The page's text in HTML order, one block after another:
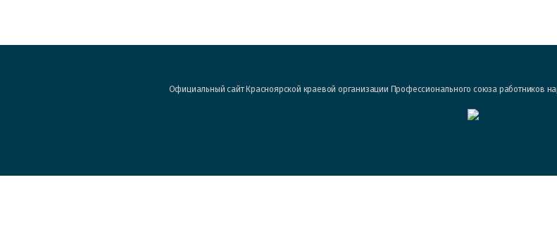
Официальный сайт Красноярской краевой организации Профессионального союза работников